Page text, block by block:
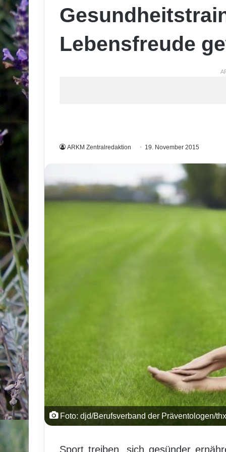
Lebensfreude
ARKM Zentralredaktion 19. November 2015
Foto: djd/Berufsverband der Präventologen/thx
Sport treiben, sich gesünder